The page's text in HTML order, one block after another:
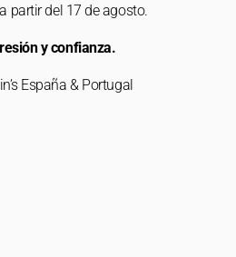
partir del 17 de agosto.
y confianza.
España & Portugal